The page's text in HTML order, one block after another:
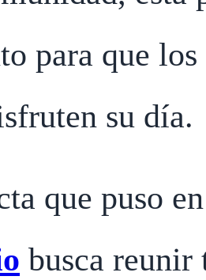
para que
su día.
que puso
busca reunir